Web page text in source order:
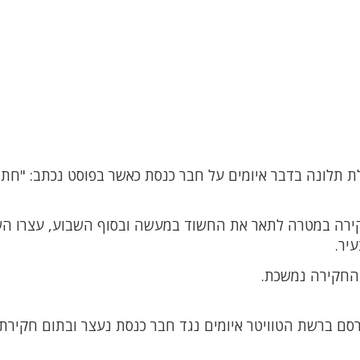
בדבר איומים על חבר כנסת כאשר בפוסט נכתב:
במטרה לתאר את החשוד במעשה ובסוף השבוע, עצרו
החקירה נמשכת.
ברשת הטוויטר איומים נגד חבר כנסת נעצר ובתום